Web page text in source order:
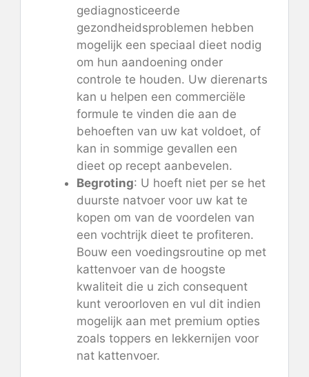
gediagnosticeerde
gezondheidsproblemen hebben
mogelijk een speciaal dieet nodig
om hun aandoening onder
controle te houden. Uw dierenarts
kan u helpen een commerciële
formule te vinden die aan de
behoeften van uw kat voldoet, of
kan in sommige gevallen een
dieet op recept aanbevelen.
Begroting: U hoeft niet per se het
duurste natvoer voor uw kat te
kopen om van de voordelen van
een vochtrijk dieet te profiteren.
Bouw een voedingsroutine op met
kattenvoer van de hoogste
kwaliteit die u zich consequent
kunt veroorloven en vul dit indien
mogelijk aan met premium opties
zoals toppers en lekkernijen voor
nat kattenvoer.